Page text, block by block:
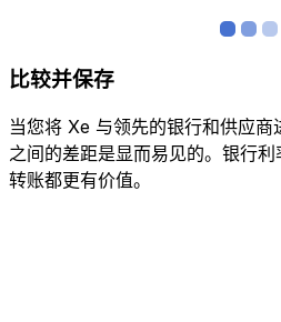
比较并保存
当您将 Xe 与领先的银行和供应
之间的差距是显而易见的。银行
转账都更有价值。